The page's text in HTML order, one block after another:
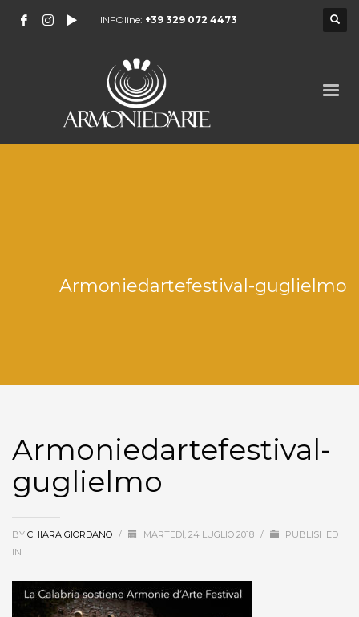
INFOline: +39 329 072 4473
Armoniedartefestival-guglielmo
Armoniedartefestival-
guglielmo
BY CHIARA GIORDANO / MARTEDÌ, 24 LUGLIO 2018 /
PUBLISHED
IN